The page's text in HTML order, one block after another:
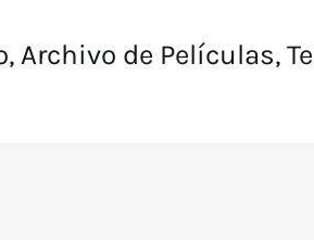
Archivo de Películas,